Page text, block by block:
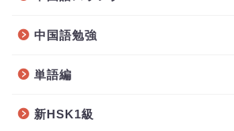
中国語勉強
単語編
新HSK1級